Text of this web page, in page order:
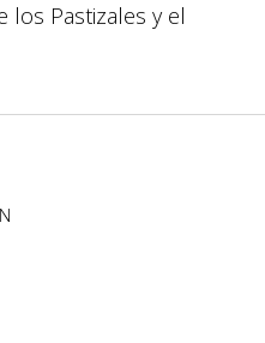
los Pastizales y el